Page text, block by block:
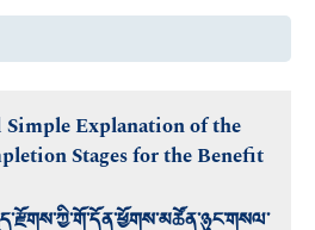
Simple Explanation of the
Stages for the Benefit